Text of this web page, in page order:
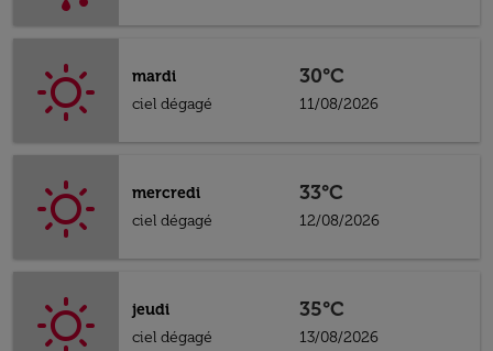
mardi
ciel dégagé
30°C
11/08/2026
mercredi
ciel dégagé
33°C
12/08/2026
jeudi
ciel dégagé
35°C
13/08/2026